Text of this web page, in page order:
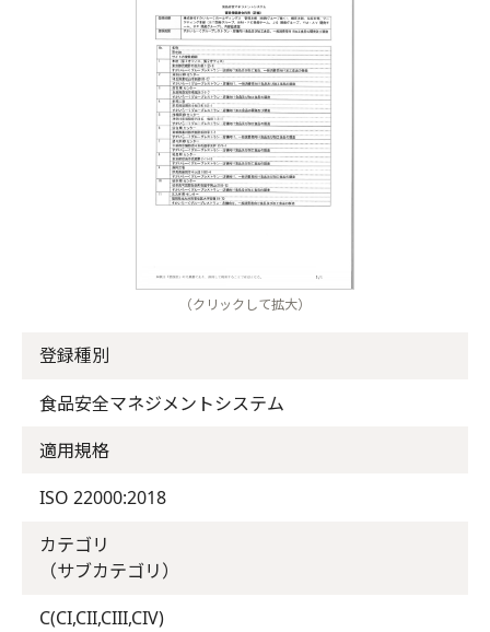
（クリックして拡大）
登録種別
食品安全マネジメントシステム
適用規格
ISO 22000:2018
カテゴリ
（サブカテゴリ）
C(CI,CII,CIII,CIV)